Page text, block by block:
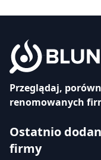
Przeglądaj,
renomowanych
Ostatnio
firmy